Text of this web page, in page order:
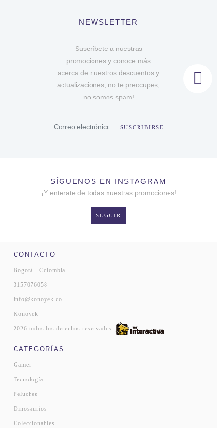
NEWSLETTER
Suscríbete a nuestras
promociones y conoce más
acerca de nuestros descuentos y
actualizaciones, no te preocupes,
no somos spam!
SUSCRIBIRSE
SÍGUENOS EN INSTAGRAM
¡Y enterate de todas nuestras promociones!
SEGUIR
CONTACTO
Bogotá - Colombia
3157076058
info@konoyek.co
Konoyek
2026 todos los derechos reservados
CATEGORÍAS
Gamer
Tecnología
Peluches
Dinosaurios
Coleccionables